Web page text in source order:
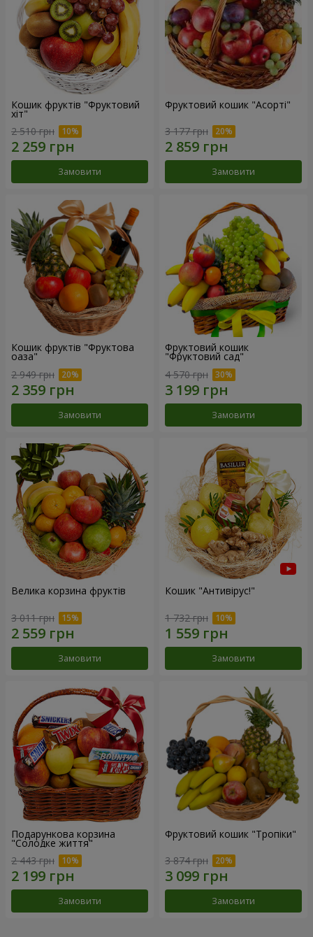
Кошик фруктів "Фруктовий
хiт"
2 510 грн
Замовити
Фруктовий кошик "Асорті"
3 177 грн
Замовити
Кошик фруктів "Фруктова
оаза"
2 949 грн
Замовити
Фруктовий кошик
"Фруктовий сад"
4 570 грн
Замовити
Велика корзина фруктів
3 011 грн
Замовити
Кошик "Антивірус!"
1 732 грн
Замовити
Подарункова корзина
"Солодке життя"
2 443 грн
Замовити
Фруктовий кошик "Тропіки"
3 874 грн
Замовити